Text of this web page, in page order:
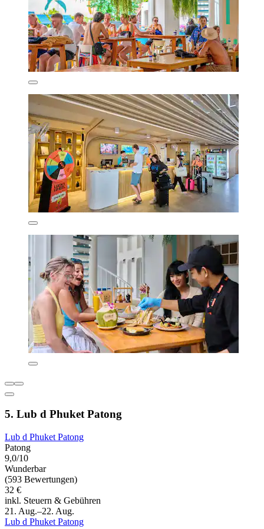
5. Lub d Phuket Patong
Lub d Phuket Patong
Patong
9,0/10
Wunderbar
(593 Bewertungen)
32 €
inkl. Steuern & Gebühren
21. Aug.–22. Aug.
Lub d Phuket Patong